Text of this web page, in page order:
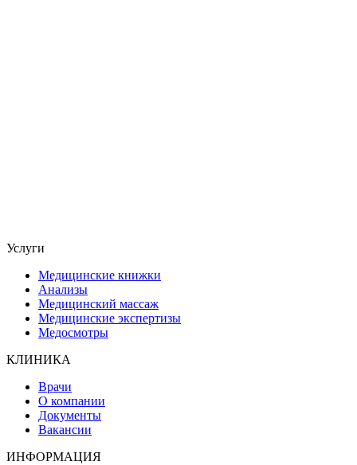
Услуги
Медицинские книжки
Анализы
Медицинский массаж
Медицинские экспертизы
Медосмотры
КЛИНИКА
Врачи
О компании
Документы
Вакансии
ИНФОРМАЦИЯ